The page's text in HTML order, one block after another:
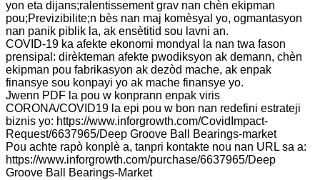
yon eta dijans;ralentissement grav nan chèn ekipman
pou;Previzibilite;n bès nan maj komèsyal yo, ogmantasyon
nan panik piblik la, ak ensètitid sou lavni an.
COVID-19 ka afekte ekonomi mondyal la nan twa fason
prensipal: dirèkteman afekte pwodiksyon ak demann, chèn
ekipman pou fabrikasyon ak dezòd mache, ak enpak
finansye sou konpayi yo ak mache finansye yo.
Jwenn PDF la pou w konprann enpak viris
CORONA/COVID19 la epi pou w bon nan redefini estrateji
biznis yo: https://www.inforgrowth.com/CovidImpact-
Request/6637965/Deep Groove Ball Bearings-market
Pou achte rapò konplè a, tanpri kontakte nou nan URL sa a:
https://www.inforgrowth.com/purchase/6637965/Deep
Groove Ball Bearings-Market